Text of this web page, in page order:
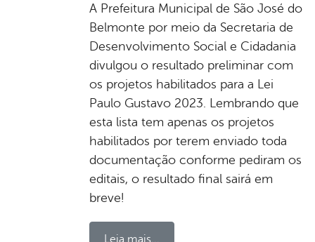
A Prefeitura Municipal de São José do
Belmonte por meio da Secretaria de
Desenvolvimento Social e Cidadania
divulgou o resultado preliminar com
os projetos habilitados para a Lei
Paulo Gustavo 2023. Lembrando que
esta lista tem apenas os projetos
habilitados por terem enviado toda
documentação conforme pediram os
editais, o resultado final sairá em
breve!
Leia mais...